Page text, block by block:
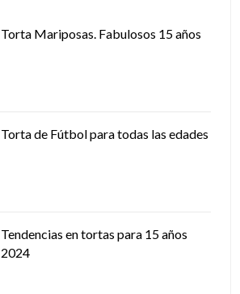
Torta Mariposas. Fabulosos 15 años
Torta de Fútbol para todas las edades
Tendencias en tortas para 15 años
2024